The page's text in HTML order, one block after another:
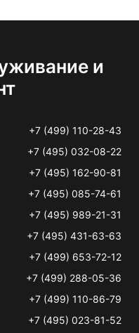
и
+7 (499) 110-28-43
+7 (495) 032-08-22
+7 (495) 162-90-81
+7 (495) 085-74-61
+7 (495) 989-21-31
+7 (495) 431-63-63
+7 (499) 653-72-12
+7 (499) 288-05-36
+7 (499) 110-86-79
+7 (495) 023-81-52